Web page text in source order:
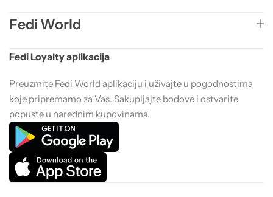
Fedi World
Fedi Loyalty aplikacija
Preuzmite Fedi World aplikaciju i uživajte u pogodnostima
koje pripremamo za Vas. Sakupljajte bodove i ostvarite
popuste u narednim kupovinama.